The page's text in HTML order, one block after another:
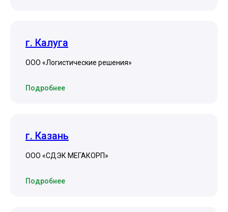
г. Калуга
ООО «Логистические решения»
Подробнее
г. Казань
ООО «СДЭК МЕГАКОРП»
Подробнее